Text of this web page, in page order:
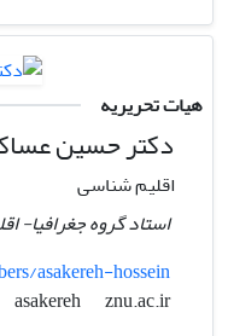
هیات تحریریه
دکتر حسین
اقلیم شناسی
استاد گروه جغرافیا-
asakereh-hossein
asakereh
znu.ac.ir